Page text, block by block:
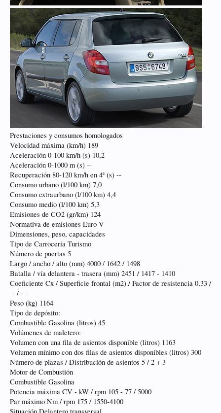
Prestaciones y consumos homologados
Velocidad máxima (km/h) 189
Aceleración 0-100 km/h (s) 10,2
Aceleración 0-1000 m (s) --
Recuperación 80-120 km/h en 4ª (s) --
Consumo urbano (l/100 km) 7,0
Consumo extraurbano (l/100 km) 4,4
Consumo medio (l/100 km) 5,3
Emisiones de CO2 (gr/km) 124
Normativa de emisiones Euro V
Dimensiones, peso, capacidades
Tipo de Carrocería Turismo
Número de puertas 5
Largo / ancho / alto (mm) 4000 / 1642 / 1498
Batalla / vía delantera - trasera (mm) 2451 / 1417 - 1410
Coeficiente Cx / Superficie frontal (m2) / Factor de resistencia 0,33 /
-- / --
Peso (kg) 1164
Tipo de depósito:
Combustible Gasolina (litros) 45
Volúmenes de maletero:
Volumen con una fila de asientos disponible (litros) 1163
Volumen mínimo con dos filas de asientos disponibles (litros) 300
Número de plazas / Distribución de asientos 5 / 2 + 3
Motor de Combustión
Combustible Gasolina
Potencia máxima CV - kW / rpm 105 - 77 / 5000
Par máximo Nm / rpm 175 / 1550-4100